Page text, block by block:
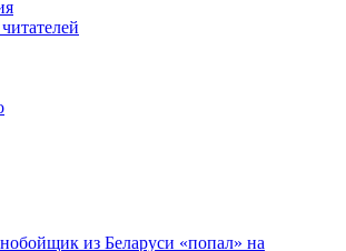
из Беларуси «попал» на